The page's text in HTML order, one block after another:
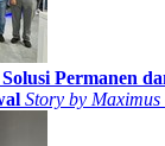
Permanen
Story by